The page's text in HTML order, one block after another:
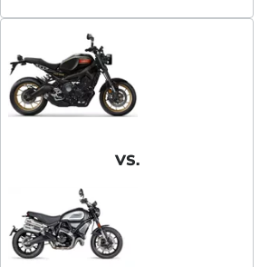
VS.